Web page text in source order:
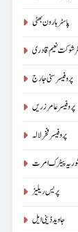
پاسٹر ہارون بھٹی
شوکت نعیم قادری
پروفیسر سنی جارج
پروفیسر عامر زریں
پروفیسر فخر لالہ
پیٹرک امرت
پریس ریلیز
جاوید ڈینی ایل